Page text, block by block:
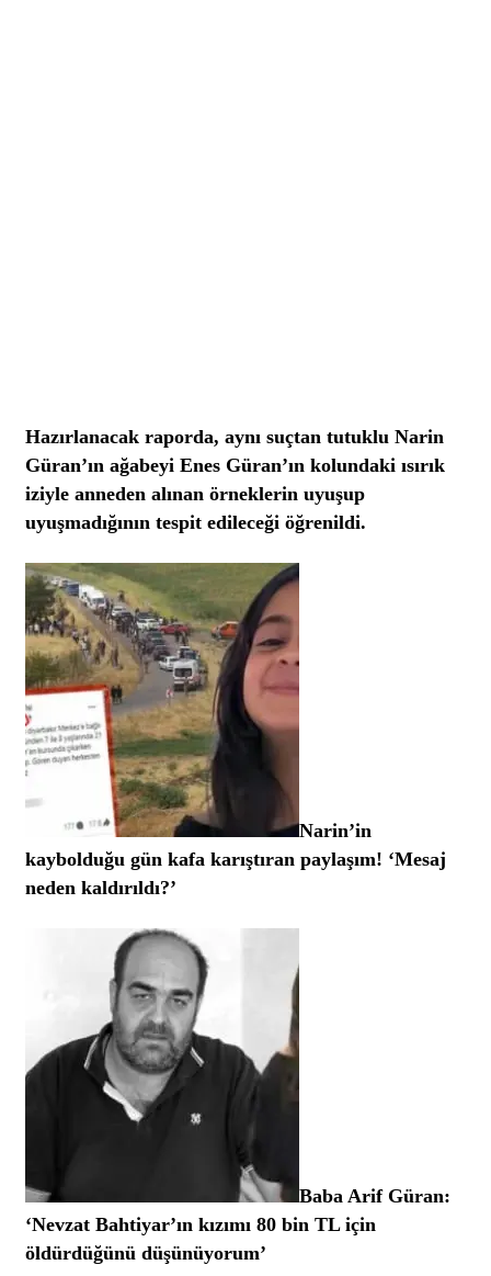
Hazırlanacak raporda, aynı suçtan tutuklu Narin
Güran’ın ağabeyi Enes Güran’ın kolundaki ısırık
iziyle anneden alınan örneklerin uyuşup
uyuşmadığının tespit edileceği öğrenildi.
Narin’in
kaybolduğu gün kafa karıştıran paylaşım! ‘Mesaj
neden kaldırıldı?’
Baba Arif Güran:
‘Nevzat Bahtiyar’ın kızımı 80 bin TL için
öldürdüğünü düşünüyorum’